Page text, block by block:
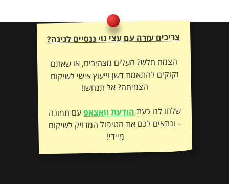
צריכים עזרה עם עצי נוי ננסיים לגינה?
הצמח חלש? העלים מצהיבים, או שאתם
זקוקים להתאמת דשן וייעוץ אישי לשיקום
הצמיחה? אל תנחשו!
שלחו לנו כעתהודעת וואצאפעם תמונה
– ונתאים לכם את הטיפול המדויק לשיקום
מיידי!